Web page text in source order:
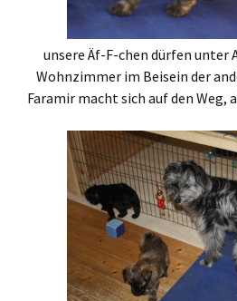
unsere Äf-F-chen dürfen unter
Wohnzimmer im Beisein der
Faramir macht sich auf den Weg,